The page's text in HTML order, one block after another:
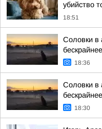
убийство
18:51
Соловки в
18:36
Соловки в
18:30